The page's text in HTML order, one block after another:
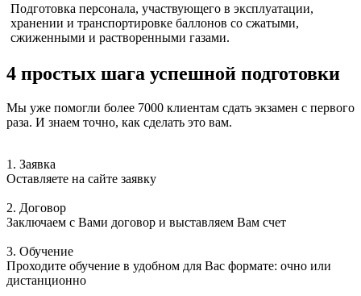
Подготовка персонала, участвующего в эксплуатации,
хранении и транспортировке баллонов со сжатыми,
сжиженными и растворенными газами.
4 простых шага успешной подготовки
Мы уже помогли более 7000 клиентам сдать экзамен с первого
раза. И знаем точно, как сделать это вам.
1. Заявка
Оставляете на сайте заявку
2. Договор
Заключаем с Вами договор и выставляем Вам счет
3. Обучение
Проходите обучение в удобном для Вас формате: очно или
дистанционно